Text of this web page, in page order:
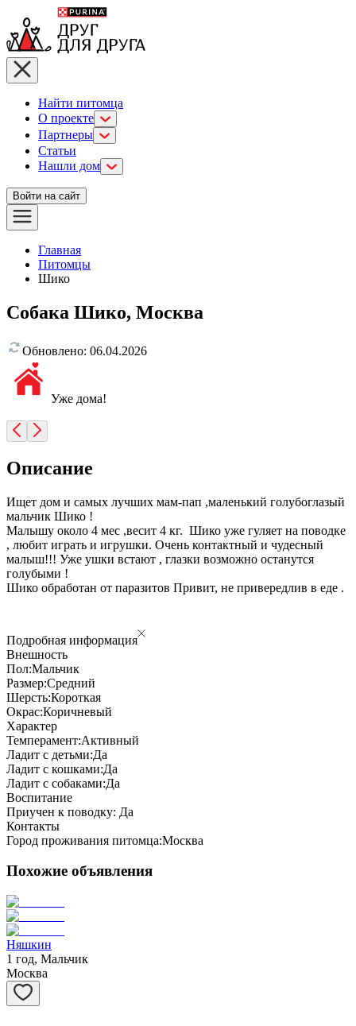
Найти питомца
О проекте
Партнеры
Статьи
Нашли дом
Войти на сайт
Главная
Питомцы
Шико
Собака Шико, Москва
Обновлено: 06.04.2026
Уже дома!
Описание
Ищет дом и самых лучших мам-пап ,маленький голубоглазый
мальчик Шико !
Малышу около 4 мес ,весит 4 кг. Шико уже гуляет на поводке
, любит играть и игрушки. Очень контактный и чудесный
малыш!!! Уже ушки встают , глазки возможно останутся
голубыми !
Шико обработан от паразитов Привит, не привередлив в еде .
Подробная информация
Внешность
Пол:Мальчик
Размер:Средний
Шерсть:Короткая
Окрас:Коричневый
Характер
Темперамент:Активный
Ладит с детьми:Да
Ладит с кошками:Да
Ладит с собаками:Да
Воспитание
Приучен к поводку: Да
Контакты
Город проживания питомца:Москва
Похожие объявления
Няшкин
1 год, Мальчик
Москва